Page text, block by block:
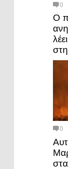
0
Ο
0